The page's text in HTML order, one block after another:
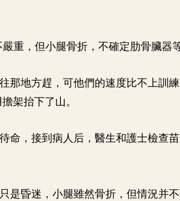
重，但小腿骨折，不確定肋骨臟器
那地方趕，可他們的速度比不上訓
架抬下了山。
命，接到病人后，醫生和護士檢查
是昏迷，小腿雖然骨折，但情況并